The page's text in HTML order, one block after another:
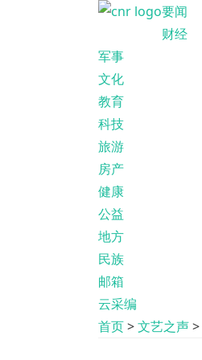
要闻
财经
军事
文化
教育
科技
旅游
房产
健康
公益
地方
民族
邮箱
云采编
首页>文艺之声>